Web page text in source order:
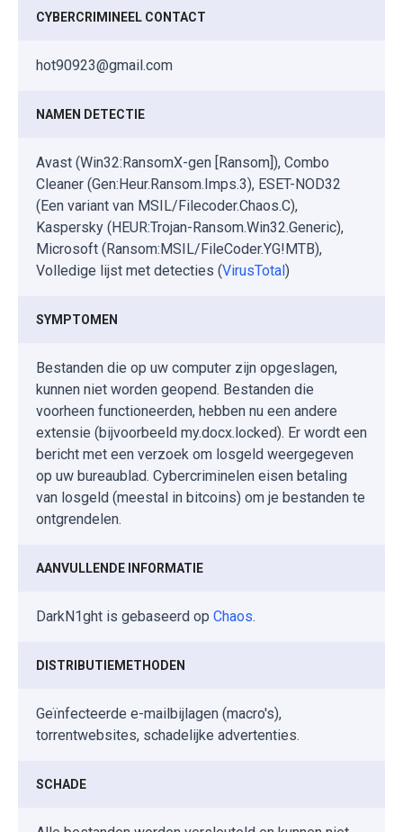
CYBERCRIMINEEL CONTACT
hot90923@gmail.com
NAMEN DETECTIE
Avast (Win32:RansomX-gen [Ransom]), Combo
Cleaner (Gen:Heur.Ransom.Imps.3), ESET-NOD32
(Een variant van MSIL/Filecoder.Chaos.C),
Kaspersky (HEUR:Trojan-Ransom.Win32.Generic),
Microsoft (Ransom:MSIL/FileCoder.YG!MTB),
Volledige lijst met detecties (VirusTotal)
SYMPTOMEN
Bestanden die op uw computer zijn opgeslagen,
kunnen niet worden geopend. Bestanden die
voorheen functioneerden, hebben nu een andere
extensie (bijvoorbeeld my.docx.locked). Er wordt een
bericht met een verzoek om losgeld weergegeven
op uw bureaublad. Cybercriminelen eisen betaling
van losgeld (meestal in bitcoins) om je bestanden te
ontgrendelen.
AANVULLENDE INFORMATIE
DarkN1ght is gebaseerd op Chaos.
DISTRIBUTIEMETHODEN
Geïnfecteerde e-mailbijlagen (macro's),
torrentwebsites, schadelijke advertenties.
SCHADE